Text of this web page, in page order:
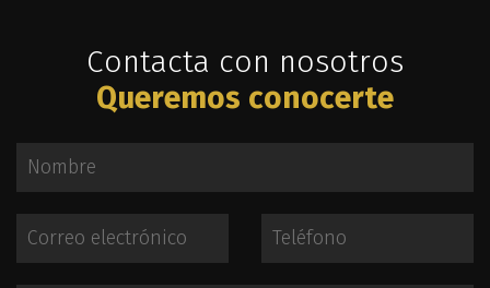
Contacta con nosotros
Queremos conocerte